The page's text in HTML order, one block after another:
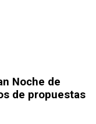
Noche de
de propuestas